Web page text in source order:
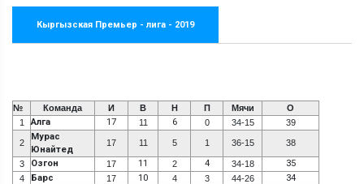
Кыргызская Премьер - лига - 2019
№ Команда И В Н П Мячи
О
1
Алга 17 11 6 0 34-15 39
2
Мурас
Юнайтед
17 11 5 1 36-15 38
3 Озгон 17 11 2 4 34-18 35
4 Барс 17 10 4 3 44-26 34